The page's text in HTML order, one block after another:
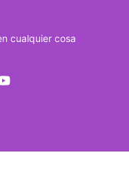
cualquier cosa